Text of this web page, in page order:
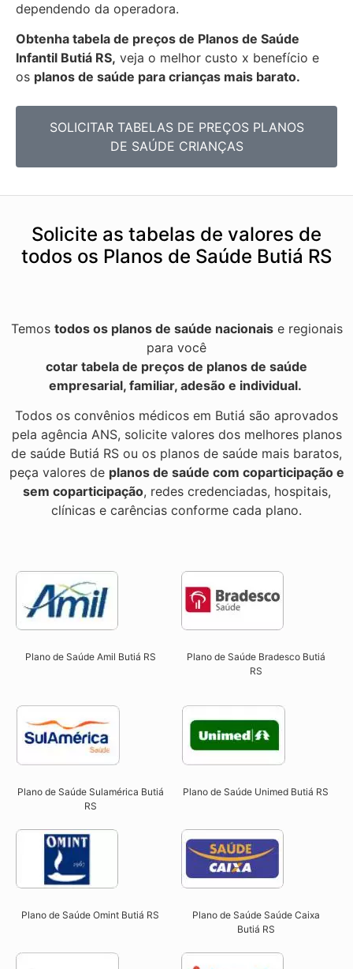
dependendo da operadora.
Obtenha tabela de preços de Planos de Saúde
Infantil Butiá RS, veja o melhor custo x benefício e
os planos de saúde para crianças mais barato.
SOLICITAR TABELAS DE PREÇOS PLANOS
DE SAÚDE CRIANÇAS
Solicite as tabelas de valores de
todos os Planos de Saúde Butiá RS
Temos todos os planos de saúde nacionaise regionais
para você
cotar tabela de preços de planos de saúde
empresarial, familiar, adesão e individual.
Todos os convênios médicos em Butiá são aprovados
pela agência ANS, solicite valores dos melhores planos
de saúde Butiá RS ou os planos de saúde mais baratos,
peça valores de planos de saúde com coparticipação e
sem coparticipação, redes credenciadas, hospitais,
clínicas e carências conforme cada plano.
Plano de Saúde Amil Butiá RS
Plano de Saúde Bradesco Butiá
RS
Plano de Saúde Sulamérica Butiá
RS
Plano de Saúde Unimed Butiá RS
Plano de Saúde Omint Butiá RS​
Plano de Saúde Saúde Caixa
Butiá RS​